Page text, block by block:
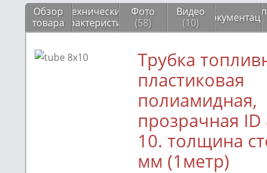
Обзор
товара
Технические
характеристики
Фото
(58)
Видео
(10)
Трубка
пластиковая
полиамидная,
прозрачная ID
10. толщина
мм (1метр)